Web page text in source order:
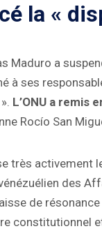
la «
Maduro a
à ses
L’ONU a remis
Rocío San
très activement
des
de
constitutionnel